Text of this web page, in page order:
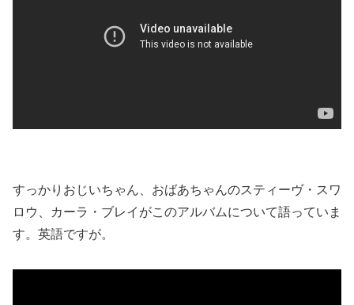
すっかりおじいちゃん、おばあちゃんのスティーヴ・スワ
ロウ、
カーラ・ブレイがこのアルバムについて語っていま
す。英語ですが。